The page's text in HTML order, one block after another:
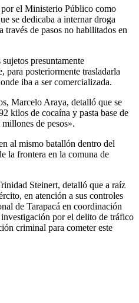
por el Ministerio Público como
se dedicaba a internar droga
de pasos no habilitados en
presuntamente
para posteriormente trasladarla
iba a ser comercializada.
Marcelo Araya, detalló que se
kilos de cocaína y pasta base de
de pesos».
al mismo batallón dentro del
la frontera en la comuna de
Steinert, detalló que a raíz
en atención a sus controles
de Tarapacá en coordinación
por el delito de tráfico
criminal para cometer este